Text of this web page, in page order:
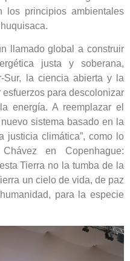
los principios ambientales
llamado global a construir
justa y soberana,
Sur, la ciencia abierta y la
para descolonizar
energía. A reemplazar el
sistema basado en la
justicia climática”, como lo
en Copenhague:
Tierra no la tumba de la
un cielo de vida, de paz
para la especie